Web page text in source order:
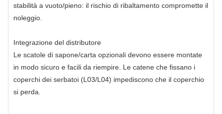
stabilità a vuoto/pieno: il rischio di ribaltamento compromette il
noleggio.
Integrazione del distributore
Le scatole di sapone/carta opzionali devono essere montate
in modo sicuro e facili da riempire. Le catene che fissano i
coperchi dei serbatoi (L03/L04) impediscono che il coperchio
si perda.